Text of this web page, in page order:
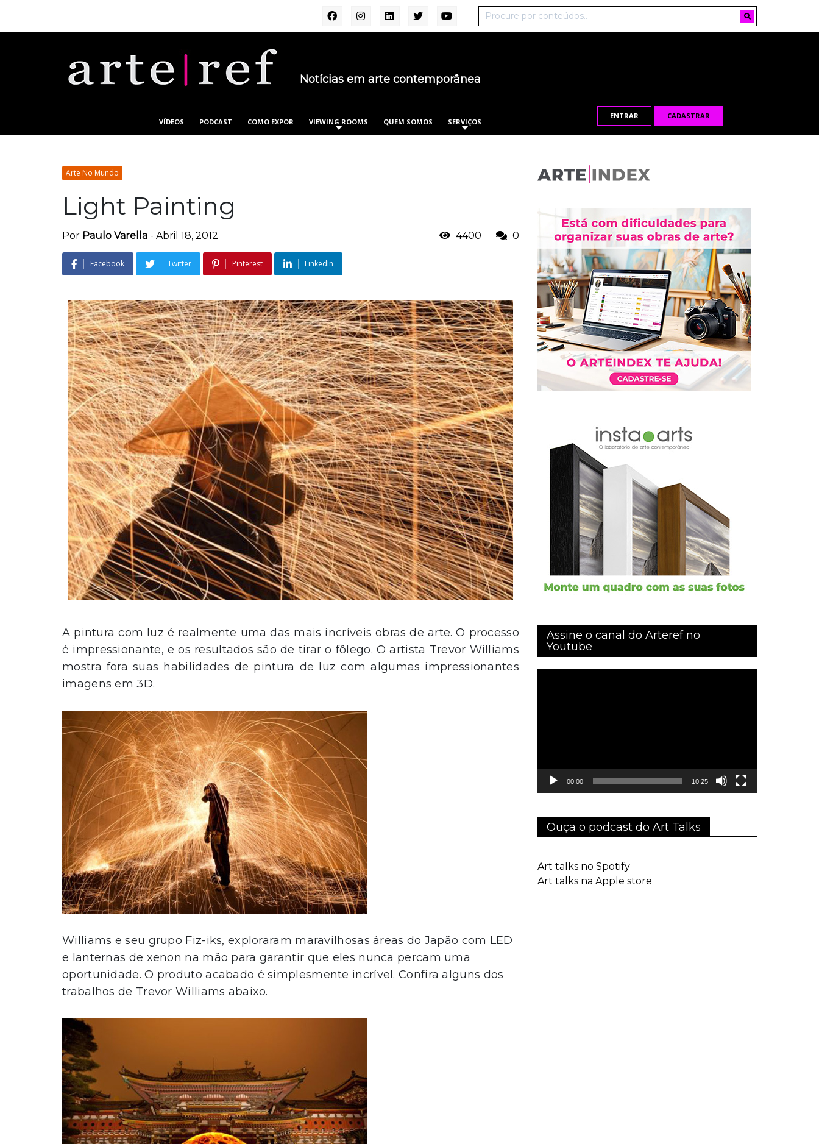
Notícias em arte contemporânea
VÍDEOS PODCAST COMO EXPOR VIEWING ROOMS QUEM SOMOS SERVIÇOS
ENTRAR CADASTRAR
Arte No Mundo
Light Painting
Por Paulo Varella - Abril 18, 2012 4400 0
Facebook Twitter Pinterest LinkedIn
A pintura com luz é realmente uma das mais incríveis obras de arte. O processo
é impressionante, e os resultados são de tirar o fôlego. O artista Trevor Williams
mostra fora suas habilidades de pintura de luz com algumas impressionantes
imagens em 3D.
Williams e seu grupo Fiz-iks, exploraram maravilhosas áreas do Japão com LED
e lanternas de xenon na mão para garantir que eles nunca percam uma
oportunidade. O produto acabado é simplesmente incrível. Confira alguns dos
trabalhos de Trevor Williams abaixo.
Assine o canal do Arteref no
Youtube
00:00 10:25
Ouça o podcast do Art Talks
Art talks no Spotify
Art talks na Apple store